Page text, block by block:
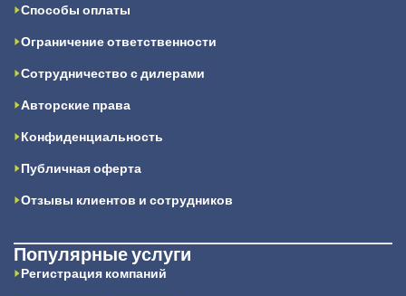
Способы оплаты
Ограничение ответственности
Сотрудничество с дилерами
Авторские права
Конфиденциальность
Публичная оферта
Отзывы клиентов и сотрудников
Популярные услуги
Регистрация компаний